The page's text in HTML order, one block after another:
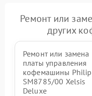
Ремонт или
других
Ремонт или замена
платы управления
кофемашины
SM8785/00 Xelsis
Deluxe